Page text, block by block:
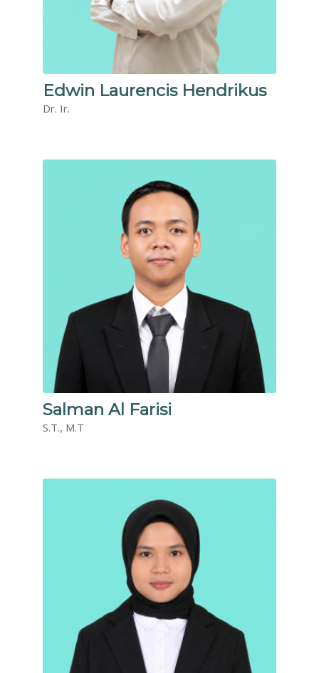
Edwin Laurencis Hendrikus
Dr. Ir.
Salman Al Farisi
S.T., M.T